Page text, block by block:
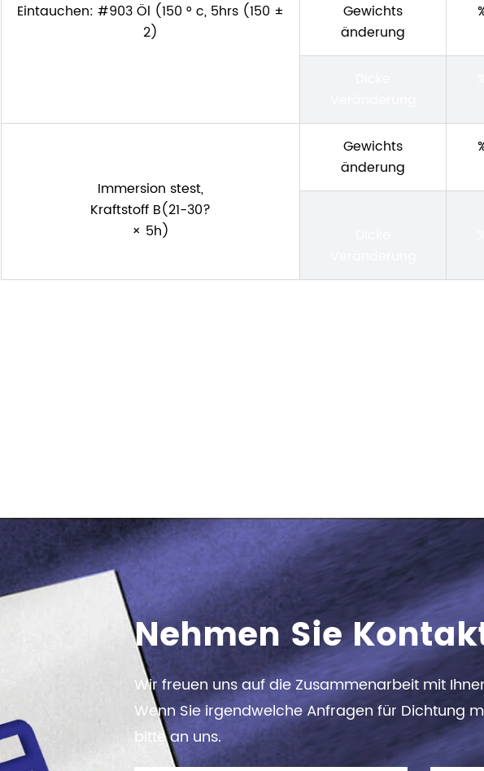
Eintauchen: #903 Öl (150 ° c, 5hrs (150 ±
2)
Gewichts
änderung
Immersion stest,
Kraftstoff B(21-30?
× 5h)
Gewichts
änderung
Nehmen Sie
Wir freuen uns auf die Zusammenarbeit mit
Wenn Sie irgendwelche Anfragen für Dichtung
bitte an uns.